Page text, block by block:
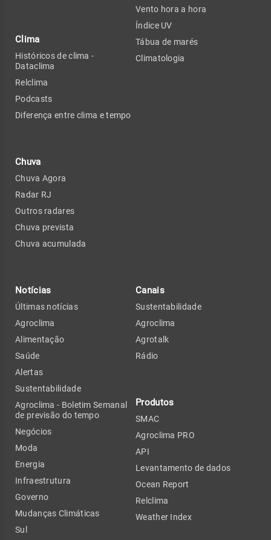
Clima
Históricos de clima -
Dataclima
Relclima
Podcasts
Diferença entre clima e tempo
Chuva
Chuva Agora
Radar RJ
Outros radares
Chuva prevista
Chuva acumulada
Vento hora a hora
Índice UV
Tábua de marés
Climatologia
Notícias
Últimas notícias
Agroclima
Alimentação
Saúde
Alertas
Sustentabilidade
Agroclima - Boletim Semanal
de previsão do tempo
Negócios
Moda
Energia
Infraestrutura
Governo
Mudanças Climáticas
Sul
Canais
Sustentabilidade
Agroclima
Agrotalk
Rádio
Produtos
SMAC
Agroclima PRO
API
Levantamento de dados
Ocean Report
Relclima
Weather Index